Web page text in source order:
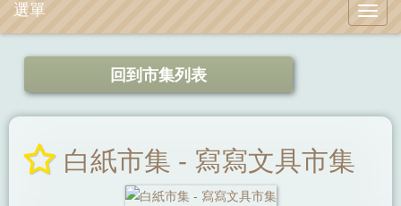
選單
回到市集列表
白紙市集 - 寫寫文具市集